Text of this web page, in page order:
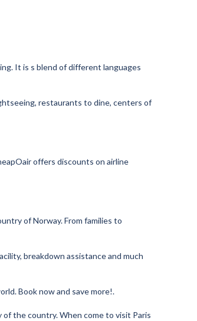
It is s blend of different languages
restaurants to dine, centers of
offers discounts on airline
of Norway. From families to
breakdown assistance and much
Book now and save more!.
the country. When come to visit Paris